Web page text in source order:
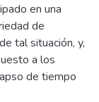
en una
de
tal situación, y,
a los
de tiempo